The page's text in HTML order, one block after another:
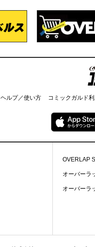
ヘルプ／使い方 コミックガルド
OVERLAP
オーバーラ
オーバーラ